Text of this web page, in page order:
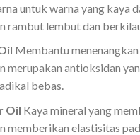
untuk warna yang kaya
rambut lembut dan
Membantu
merupakan antioksidan
bebas.
Oil Kaya mineral yang
memberikan elastisitas